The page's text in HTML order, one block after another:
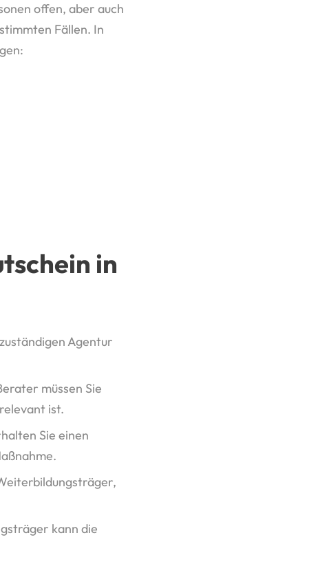
offen, aber auch
Fällen. In
in
Agentur
müssen Sie
ist.
Sie einen
kann die